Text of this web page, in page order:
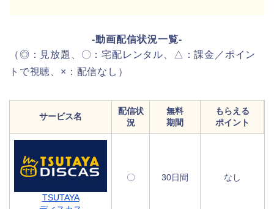
-動画配信状況一覧-
（◎：見放題、〇：宅配レンタル、△：課金／ポイン
トで視聴、×：配信なし）
サービス名
配信状
況
無料
期間
もらえる
ポイント
TSUTAYA
〇 30日間 なし